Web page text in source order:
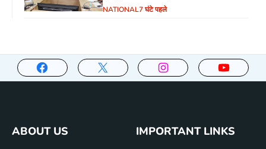
NATIONAL7 घंटे पहले
ABOUT US
IMPORTANT LINKS